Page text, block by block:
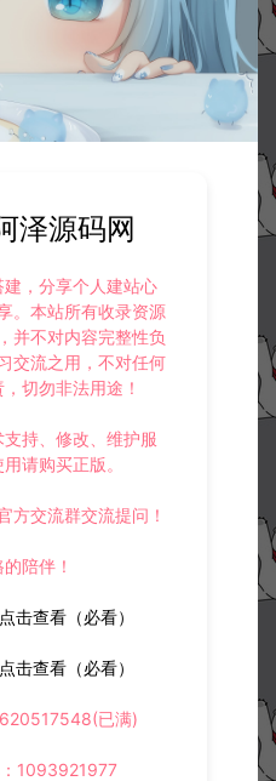
泽源码网
，分享个人建站心
。本站所有收录资源
并不对内容完整性负
交流之用，不对任何
切勿非法用途！
持、修改、维护服
请购买正版。
方交流群交流提问！
陪伴！
点击查看（必看）
点击查看（必看）
已满)
1093921977